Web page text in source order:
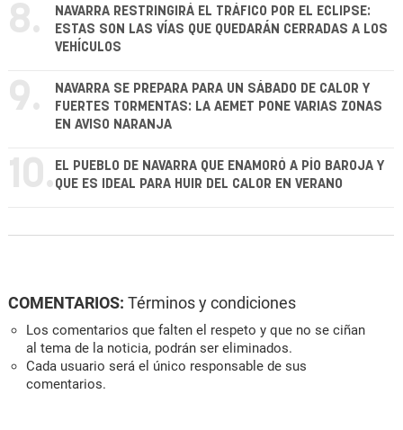
8.
NAVARRA RESTRINGIRÁ EL TRÁFICO POR EL ECLIPSE:
ESTAS SON LAS VÍAS QUE QUEDARÁN CERRADAS A LOS
VEHÍCULOS
9.
NAVARRA SE PREPARA PARA UN SÁBADO DE CALOR Y
FUERTES TORMENTAS: LA AEMET PONE VARIAS ZONAS
EN AVISO NARANJA
10. EL PUEBLO DE NAVARRA QUE ENAMORÓ A PÍO BAROJA Y
QUE ES IDEAL PARA HUIR DEL CALOR EN VERANO
COMENTARIOS: Términos y condiciones
Los comentarios que falten el respeto y que no se ciñan
al tema de la noticia, podrán ser eliminados.
Cada usuario será el único responsable de sus
comentarios.